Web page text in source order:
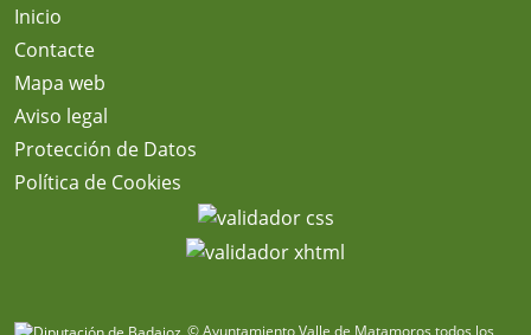
Inicio
Contacte
Mapa web
Aviso legal
Protección de Datos
Política de Cookies